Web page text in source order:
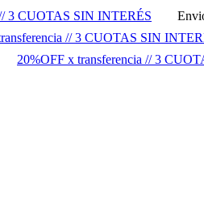
3 CUOTAS SIN INTERÉS
// 3 CUOTAS SIN
20%OFF x transferencia // 3